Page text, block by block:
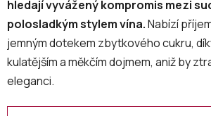
hledají vyvážený kompromis mezi
polosladkým stylem vína.Nabízí
jemným dotekem zbytkového cukru,
kulatějším a měkčím dojmem, aniž by
eleganci.